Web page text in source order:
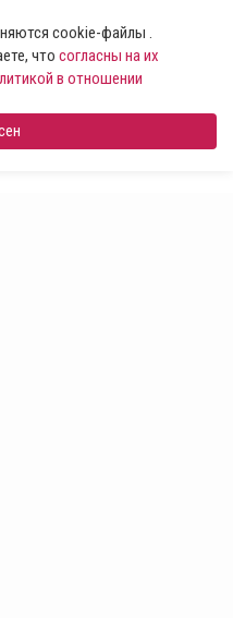
cookie-файлы .
что согласны на их
в отношении